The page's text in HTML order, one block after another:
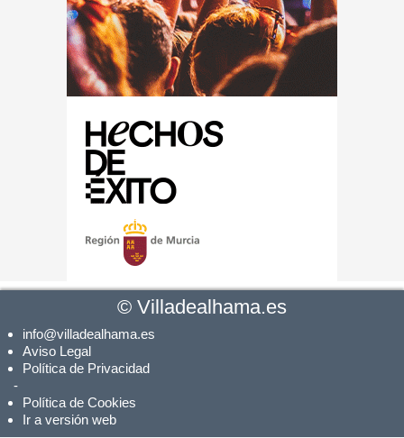
© Villadealhama.es
info@villadealhama.es
Aviso Legal
Política de Privacidad
-
Política de Cookies
Ir a versión web